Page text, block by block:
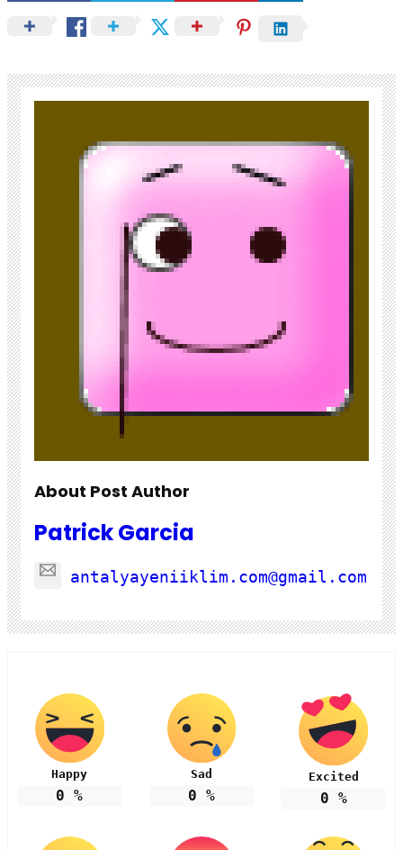
About Post Author
Patrick Garcia
antalyayeniiklim.com@gmail.com
Happy
0 %
Sad
0 %
Excited
0 %